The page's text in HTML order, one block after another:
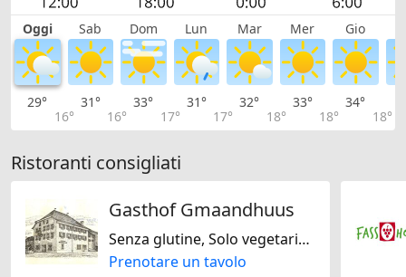
Oggi Sab Dom Lun Mar Mer Gio
29°
16°
31°
16°
33°
17°
31°
17°
32°
18°
33°
18°
34°
18°
Ristoranti consigliati
Gasthof Gmaandhuus
Senza glutine, Solo vegetariano, Regionale, Svizzera
Prenotare un tavolo